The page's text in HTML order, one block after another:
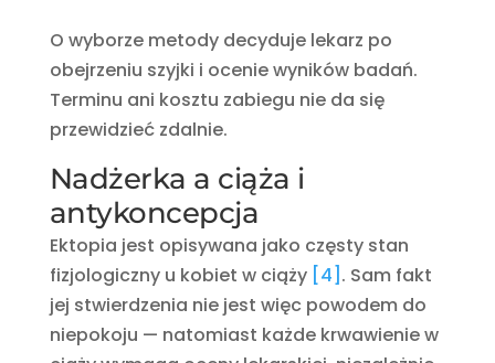
O wyborze metody decyduje lekarz po
obejrzeniu szyjki i ocenie wyników badań.
Terminu ani kosztu zabiegu nie da się
przewidzieć zdalnie.
Nadżerka a ciąża i
antykoncepcja
Ektopia jest opisywana jako częsty stan
fizjologiczny u kobiet w ciąży [4] . Sam fakt
jej stwierdzenia nie jest więc powodem do
niepokoju — natomiast każde krwawienie w